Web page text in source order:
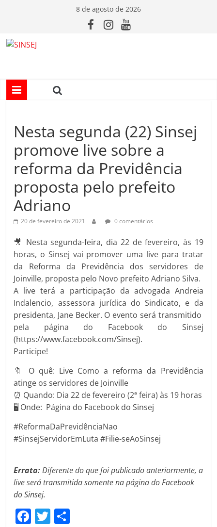
conteúdo
8 de agosto de 2026
I
S
E
Nesta segunda (22) Sinsej
promove live sobre a
reforma da Previdência
proposta pelo prefeito
Adriano
20 de fevereiro de 2021 0 comentários
🎥 Nesta segunda-feira, dia 22 de fevereiro, às 19
horas, o Sinsej vai promover uma live para tratar
da Reforma da Previdência dos servidores de
Joinville, proposta pelo Novo prefeito Adriano Silva.
A live terá a participação da advogada Andreia
Indalencio, assessora jurídica do Sindicato, e da
presidenta, Jane Becker. O evento será transmitido
pela página do Facebook do Sinsej
(https://www.facebook.com/Sinsej).
Participe!
🔖 O quê: Live Como a reforma da Previdência
atinge os servidores de Joinville
⏰ Quando: Dia 22 de fevereiro (2ª feira) às 19 horas
🖥️ Onde: Página do Facebook do Sinsej
#ReformaDaPrevidênciaNao
#SinsejServidorEmLuta #Filie-seAoSinsej
Errata: Diferente do que foi publicado anteriormente, a
live será transmitida somente na página do Facebook
do Sinsej.
F T